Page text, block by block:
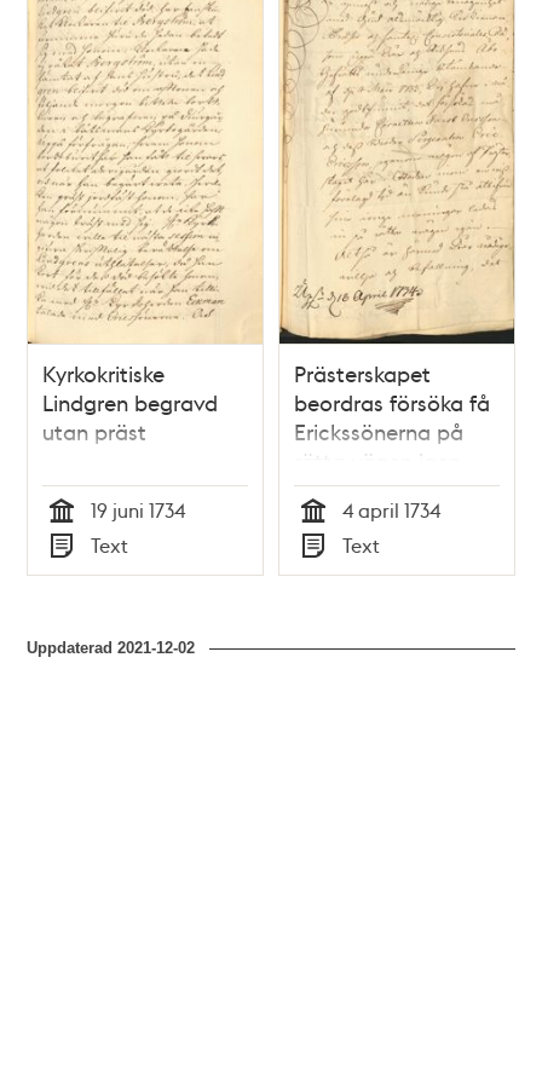
Kyrkokritiske
Lindgren begravd
utan präst
Tid
19 juni 1734
Typ
Text
Prästerskapet
beordras försöka få
Erickssönerna på
rätta vägen igen
Tid
4 april 1734
Typ
Text
Uppdaterad2021-12-02